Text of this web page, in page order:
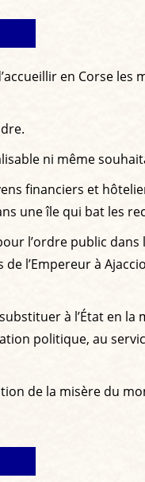
en Corse
ni même
financiers et
une île qui bat les
l’ordre public dans
l’Empereur à
à l’État en la
politique, au
de la misère du